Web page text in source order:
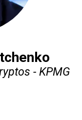
- KPMG